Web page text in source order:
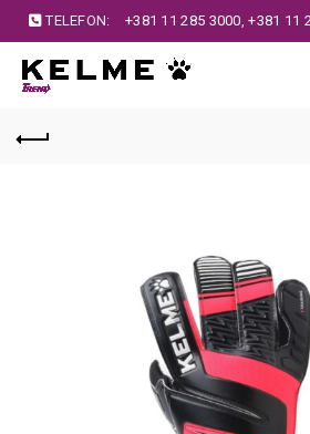
TELEFON: +381 11 285 3000,+381 11